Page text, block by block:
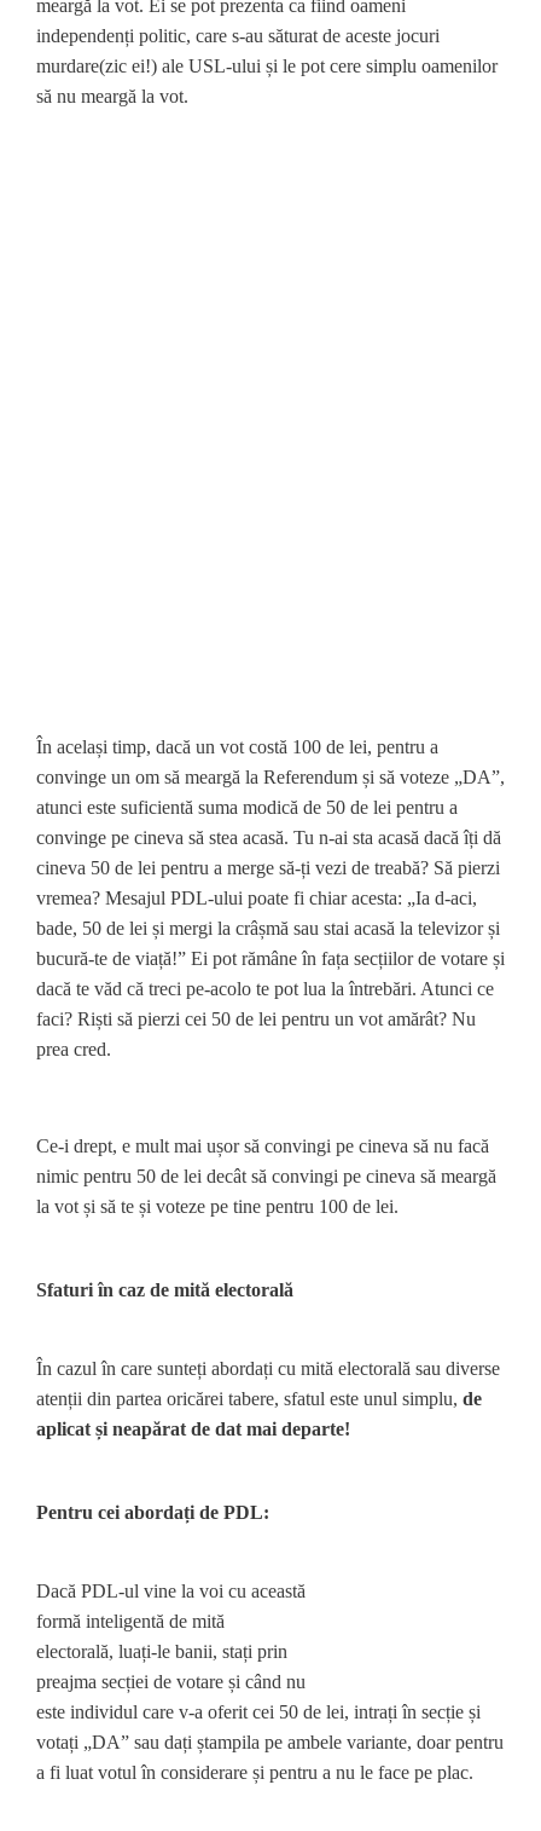
meargă la vot. Ei se pot prezenta ca fiind oameni
independenți politic, care s-au săturat de aceste jocuri
murdare(zic ei!) ale USL-ului și le pot cere simplu oamenilor
să nu meargă la vot.
În același timp, dacă un vot costă 100 de lei, pentru a
convinge un om să meargă la Referendum și să voteze „DA”,
atunci este suficientă suma modică de 50 de lei pentru a
convinge pe cineva să stea acasă. Tu n-ai sta acasă dacă îți dă
cineva 50 de lei pentru a merge să-ți vezi de treabă? Să pierzi
vremea? Mesajul PDL-ului poate fi chiar acesta: „Ia d-aci,
bade, 50 de lei și mergi la crâșmă sau stai acasă la televizor și
bucură-te de viață!” Ei pot rămâne în fața secțiilor de votare și
dacă te văd că treci pe-acolo te pot lua la întrebări. Atunci ce
faci? Riști să pierzi cei 50 de lei pentru un vot amărât? Nu
prea cred.
Ce-i drept, e mult mai ușor să convingi pe cineva să nu facă
nimic pentru 50 de lei decât să convingi pe cineva să meargă
la vot și să te și voteze pe tine pentru 100 de lei.
Sfaturi în caz de mită electorală
În cazul în care sunteți abordați cu mită electorală sau diverse
atenții din partea oricărei tabere, sfatul este unul simplu, de
aplicat și neapărat de dat mai departe!
Pentru cei abordați de PDL:
Dacă PDL-ul vine la voi cu această
formă inteligentă de mită
electorală, luați-le banii, stați prin
preajma secției de votare și când nu
este individul care v-a oferit cei 50 de lei, intrați în secție și
votați „DA” sau dați ștampila pe ambele variante, doar pentru
a fi luat votul în considerare și pentru a nu le face pe plac.